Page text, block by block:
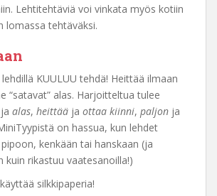
Lehtitehtäviä voi vinkata myös kotiin
lomassa tehtäväksi.
KUULUU tehdä! Heittää ilmaan
“satavat” alas. Harjoitteltua tulee
ja alas, heittää ja ottaa kiinni, paljon ja
on hassua, kun lehdet
kenkään tai hanskaan (ja
kuin rikastuu vaatesanoilla!)
silkkipaperia!